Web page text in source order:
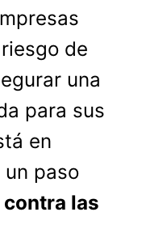
de
una
para sus
en
paso
las